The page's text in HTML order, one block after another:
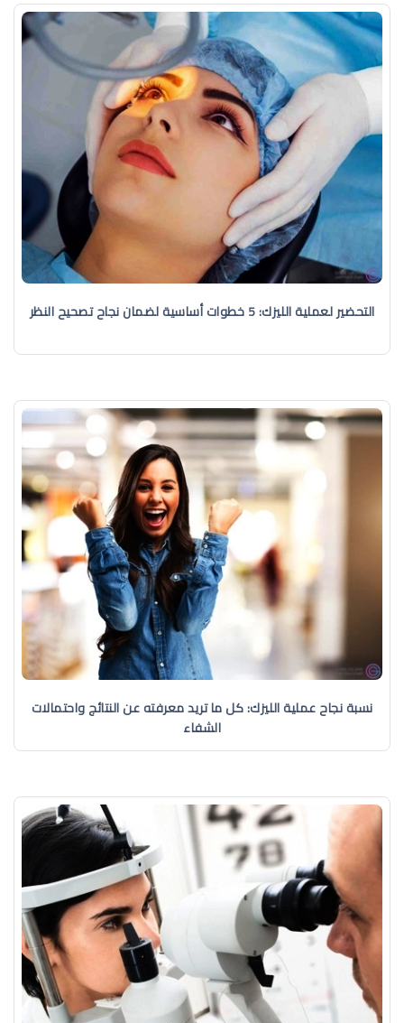
التحضير لعملية الليزك: 5 خطوات أساسية لضمان نجاح تصحيح النظر
نسبة نجاح عملية الليزك: كل ما تريد معرفته عن النتائج واحتمالات
الشفاء